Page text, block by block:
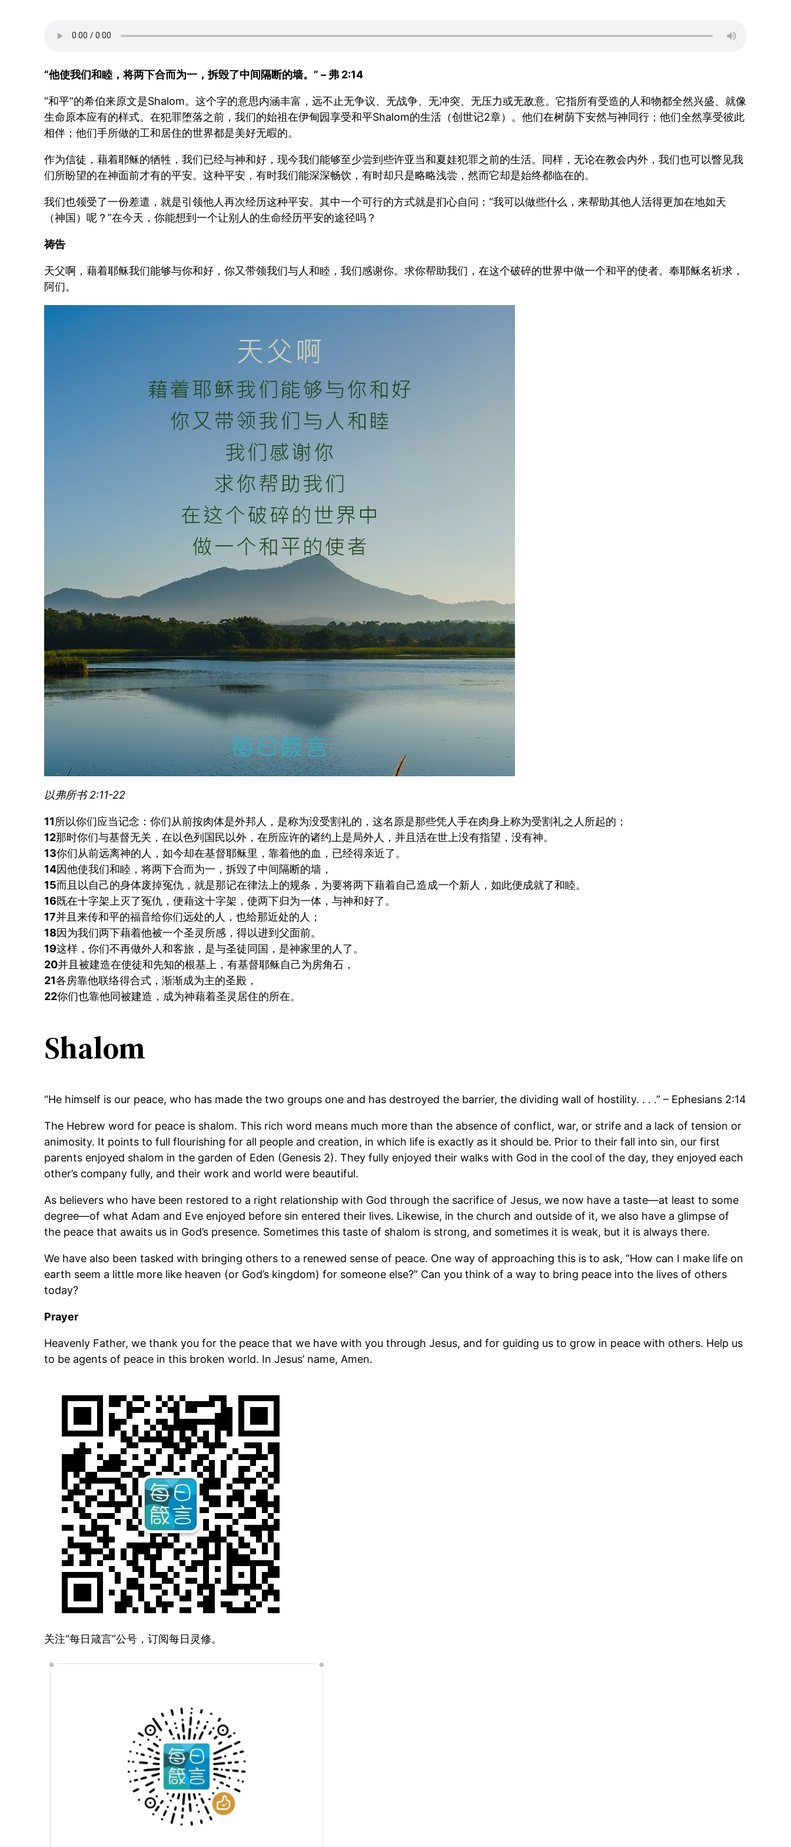
“他使我们和睦，将两下合而为一，拆毁了中间隔断的墙。” – 弗 2:14
“和平”的希伯来原文是Shalom。这个字的意思内涵丰富，远不止无争议、无战争、无冲突、无压力或无敌意。它指所有受造的人和物都全然兴盛、就像
生命原本应有的样式。在犯罪堕落之前，我们的始祖在伊甸园享受和平Shalom的生活（创世记2章）。他们在树荫下安然与神同行；他们全然享受彼此
相伴；他们手所做的工和居住的世界都是美好无暇的。
作为信徒，藉着耶稣的牺牲，我们已经与神和好，现今我们能够至少尝到些许亚当和夏娃犯罪之前的生活。同样，无论在教会内外，我们也可以瞥见我
们所盼望的在神面前才有的平安。这种平安，有时我们能深深畅饮，有时却只是略略浅尝，然而它却是始终都临在的。
我们也领受了一份差遣，就是引领他人再次经历这种平安。其中一个可行的方式就是扪心自问：“我可以做些什么，来帮助其他人活得更加在地如天
（神国）呢？”在今天，你能想到一个让别人的生命经历平安的途径吗？
祷告
天父啊，藉着耶稣我们能够与你和好，你又带领我们与人和睦，我们感谢你。求你帮助我们，在这个破碎的世界中做一个和平的使者。奉耶稣名祈求，
阿们。
以弗所书 2:11-22
11所以你们应当记念：你们从前按肉体是外邦人，是称为没受割礼的，这名原是那些凭人手在肉身上称为受割礼之人所起的；
12那时你们与基督无关，在以色列国民以外，在所应许的诸约上是局外人，并且活在世上没有指望，没有神。
13你们从前远离神的人，如今却在基督耶稣里，靠着他的血，已经得亲近了。
14因他使我们和睦，将两下合而为一，拆毁了中间隔断的墙，
15而且以自己的身体废掉冤仇，就是那记在律法上的规条，为要将两下藉着自己造成一个新人，如此便成就了和睦。
16既在十字架上灭了冤仇，便藉这十字架，使两下归为一体，与神和好了。
17并且来传和平的福音给你们远处的人，也给那近处的人；
18因为我们两下藉着他被一个圣灵所感，得以进到父面前。
19这样，你们不再做外人和客旅，是与圣徒同国，是神家里的人了。
20并且被建造在使徒和先知的根基上，有基督耶稣自己为房角石，
21各房靠他联络得合式，渐渐成为主的圣殿，
22你们也靠他同被建造，成为神藉着圣灵居住的所在。
Shalom
“He himself is our peace, who has made the two groups one and has destroyed the barrier, the dividing wall of hostility. . . .” – Ephesians 2:14
The Hebrew word for peace is shalom. This rich word means much more than the absence of conflict, war, or strife and a lack of tension or
animosity. It points to full flourishing for all people and creation, in which life is exactly as it should be. Prior to their fall into sin, our first
parents enjoyed shalom in the garden of Eden (Genesis 2). They fully enjoyed their walks with God in the cool of the day, they enjoyed each
other’s company fully, and their work and world were beautiful.
As believers who have been restored to a right relationship with God through the sacrifice of Jesus, we now have a taste—at least to some
degree—of what Adam and Eve enjoyed before sin entered their lives. Likewise, in the church and outside of it, we also have a glimpse of
the peace that awaits us in God’s presence. Sometimes this taste of shalom is strong, and sometimes it is weak, but it is always there.
We have also been tasked with bringing others to a renewed sense of peace. One way of approaching this is to ask, “How can I make life on
earth seem a little more like heaven (or God’s kingdom) for someone else?” Can you think of a way to bring peace into the lives of others
today?
Prayer
Heavenly Father, we thank you for the peace that we have with you through Jesus, and for guiding us to grow in peace with others. Help us
to be agents of peace in this broken world. In Jesus’ name, Amen.
关注“每日箴言”公号，订阅每日灵修。